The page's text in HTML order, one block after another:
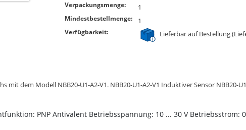
Verpackungsmenge: 1
Mindestbestellmenge: 1
Verfügbarkeit: Lieferbar auf Bestellung
mit dem Modell NBB20-U1-A2-V1. NBB20-U1-A2-V1 Induktiver Sensor NBB20-
PNP Antivalent Betriebsspannung: 10 ... 30 V Betriebsstrom: